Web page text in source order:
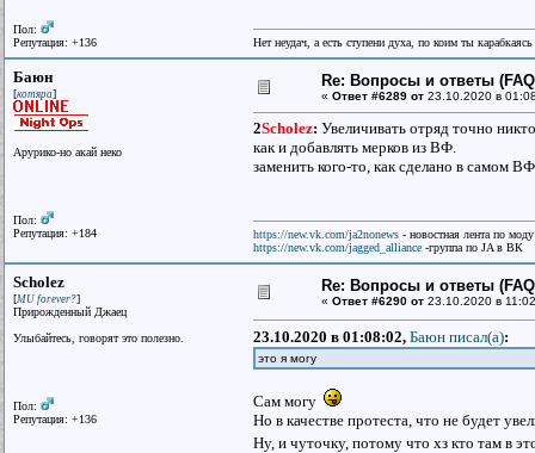
Пол:
Репутация: +136
Нет неудач, а есть ступени духа, по коим ты
Баюн
[котяра]
Арурико-но акай неко
Пол:
Репутация: +184
Re: Вопросы и ответы
« Ответ #6289 от 23.10.2020 в
2Scholez: Увеличивать отряд точно
как и добавлять мерков из ВФ.
заменить кого-то, как сделано в самом
https://new.vk.com/ja2nonews - новостная лента по
https://new.vk.com/jagged_alliance -группа по JA в ВК
Scholez
[MU forever?]
Прирожденный Джаец
Улыбайтесь, говорят это полезно.
Пол:
Репутация: +136
Re: Вопросы и ответы
« Ответ #6290 от 23.10.2020 в
23.10.2020 в 01:08:02, Баюн писал(a):
это я могу
Сам могу
Но в качестве протеста, что не будет
Ну, и чуточку, потому что хз кто там в